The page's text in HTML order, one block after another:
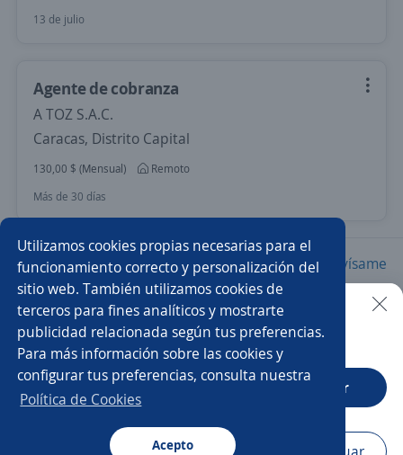
Utilizamos cookies propias necesarias para el
funcionamiento correcto y personalización del
sitio web. También utilizamos cookies de
terceros para fines analíticos y mostrarte
publicidad relacionada según tus preferencias.
Para más información sobre las cookies y
configurar tus preferencias, consulta nuestra
Política de Cookies
Acepto
13 de julio
Agente de cobranza
A TOZ S.A.C.
Caracas, Distrito Capital
130,00 $ (Mensual)
Remoto
Más de 30 días
Nuevas ofertas de empleo Avísame
Empleos similares
Analista contable Analista contable y administrativo
Analista de cuentas por cobrar Especialista en cobranza
Oficial administrativo Analista
Buscar es más fácil en la app
CT App Abrir
Navegador Continuar